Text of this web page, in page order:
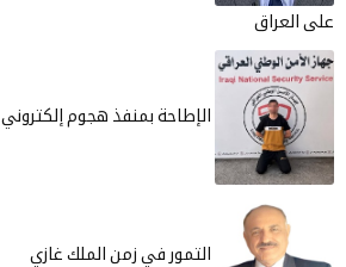
على العراق
الإطاحة بمنفذ هجوم
التمور في زمن الملك غازي